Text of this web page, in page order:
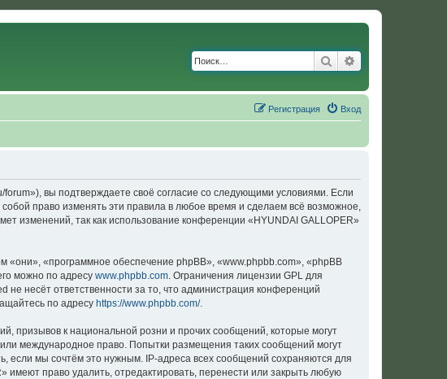
Поиск
Вход
Регистрация
вы подтверждаете своё согласие со следующими условиями. Если
право изменять эти правила в любое время и сделаем всё возможное,
изменений, так как использование конференции «HYUNDAI GALLOPER»
«программное обеспечение phpBB», «www.phpbb.com», «phpBB
можно по адресу www.phpbb.com. Ограничения лицензии GPL для
несёт ответственности за то, что администрация конференций
по адресу https://www.phpbb.com/.
призывов к национальной розни и прочих сообщений, которые могут
международное право. Попытки размещения таких сообщений могут
если мы сочтём это нужным. IP-адреса всех сообщений сохраняются для
право удалить, отредактировать, перенести или закрыть любую